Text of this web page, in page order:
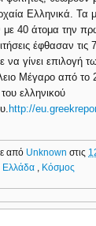
Ελληνικά. Τα
με 40 άτομα την
έφθασαν τις
να γίνει επιλογή
Μέγαρο από το
ελληνικού
http://
από Unknownστις
Ελλάδα , Κόσμος